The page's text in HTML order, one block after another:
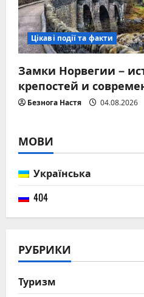
Цікаві події та факти
Замки Норвегии –
крепостей и
Безнога Настя 04.08.2026
МОВИ
Українська
404
РУБРИКИ
Туризм